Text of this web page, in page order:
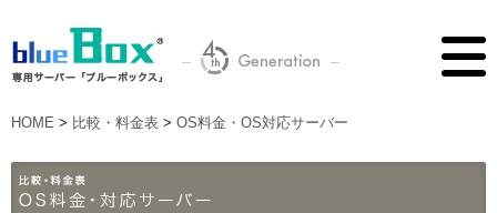
HOME > 比較・料金表 > OS料金・OS対応サーバー